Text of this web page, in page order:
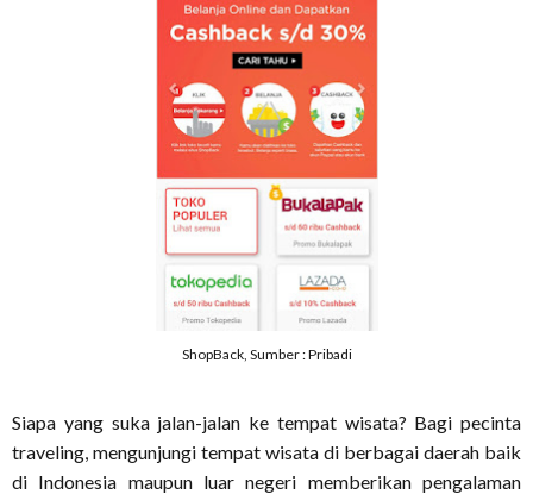
ShopBack, Sumber : Pribadi
Siapa yang suka jalan-jalan ke tempat wisata? Bagi pecinta
traveling, mengunjungi tempat wisata di berbagai daerah baik
di Indonesia maupun luar negeri memberikan pengalaman